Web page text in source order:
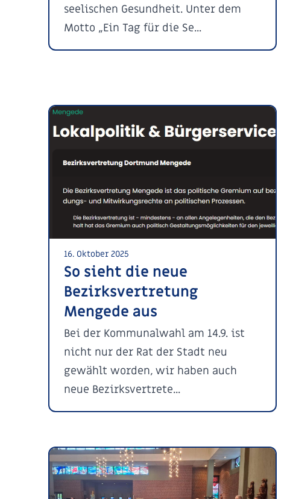
seelischen Gesundheit. Unter dem
Motto „Ein Tag für die Se...
16. Oktober 2025
So sieht die neue
Bezirksvertretung
Mengede aus
Bei der Kommunalwahl am 14.9. ist
nicht nur der Rat der Stadt neu
gewählt worden, wir haben auch
neue Bezirksvertrete...